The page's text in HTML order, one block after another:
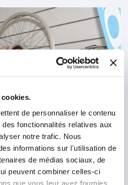
de personnaliser le contenu
fonctionnalités relatives aux
notre trafic. Nous
informations sur l'utilisation de
de médias sociaux, de
peuvent combiner celles-ci
que vous leur avez fournies